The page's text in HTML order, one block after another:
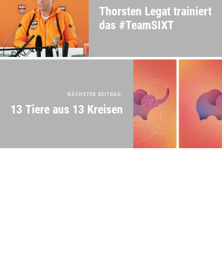
Thorsten Legat trainiert
das #TeamSIXT
NÄCHSTER BEITRAG:
13 Tiere aus 13 Kreisen